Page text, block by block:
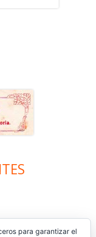
para garantizar el